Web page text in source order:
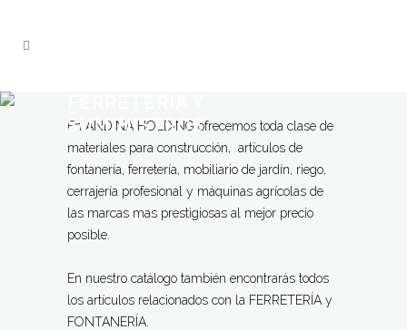
SUMINISTROS
En ANDINA HOLDING ofrecemos toda clase de
materiales para construcción, artículos de
fontanería, ferretería, mobiliario de jardín, riego,
cerrajería profesional y máquinas agrícolas de
las marcas mas prestigiosas al mejor precio
posible.
En nuestro catálogo también encontrarás todos
los artículos relacionados con la FERRETERÍA y
FONTANERÍA.